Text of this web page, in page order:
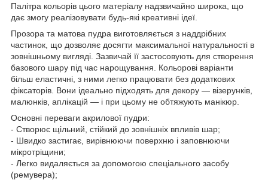
Палітра кольорів цього матеріалу надзвичайно широка, що
дає змогу реалізовувати будь-які креативні ідеї.
Прозора та матова пудра виготовляється з наддрібних
частинок, що дозволяє досягти максимальної натуральності в
зовнішньому вигляді. Зазвичай її застосовують для створення
базового шару під час нарощування. Кольорові варіанти
більш еластичні, з ними легко працювати без додаткових
фіксаторів. Вони ідеально підходять для декору — візерунків,
малюнків, аплікацій — і при цьому не обтяжують манікюр.
Основні переваги акрилової пудри:
- Створює щільний, стійкий до зовнішніх впливів шар;
- Швидко застигає, вирівнюючи поверхню і заповнюючи
мікротріщини;
- Легко видаляється за допомогою спеціального засобу
(ремувера);